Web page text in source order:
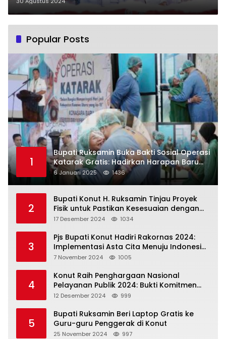
Nirwana – Heryanto
Popular Posts
1
Bupati Ruksamin Buka Bakti Sosial Operasi
Katarak Gratis: Hadirkan Harapan Baru
bagi Masyarakat Konut
6 Januari 2025 1436
2
Bupati Konut H. Ruksamin Tinjau Proyek
Fisik untuk Pastikan Kesesuaian dengan
Perencanaan
17 Desember 2024 1034
3
Pjs Bupati Konut Hadiri Rakornas 2024:
Implementasi Asta Cita Menuju Indonesia
Emas
7 November 2024 1005
4
Konut Raih Penghargaan Nasional
Pelayanan Publik 2024: Bukti Komitmen
Menuju Pelayanan Prima
12 Desember 2024 999
5
Bupati Ruksamin Beri Laptop Gratis ke
Guru-guru Penggerak di Konut
25 November 2024 997